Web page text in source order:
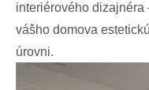
interiérového
vášho domova
úrovni.